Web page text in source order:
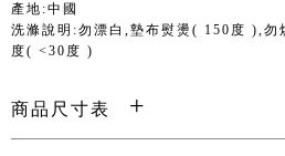
產地:中國
洗滌說明:勿漂白,墊布熨燙( 150度 ),勿
度( <30度 )
商品尺寸表